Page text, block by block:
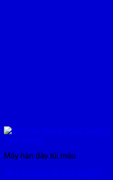
Xem nhanh
Máy hàn dây túi máu
Máy hàn dây túi máu SE450